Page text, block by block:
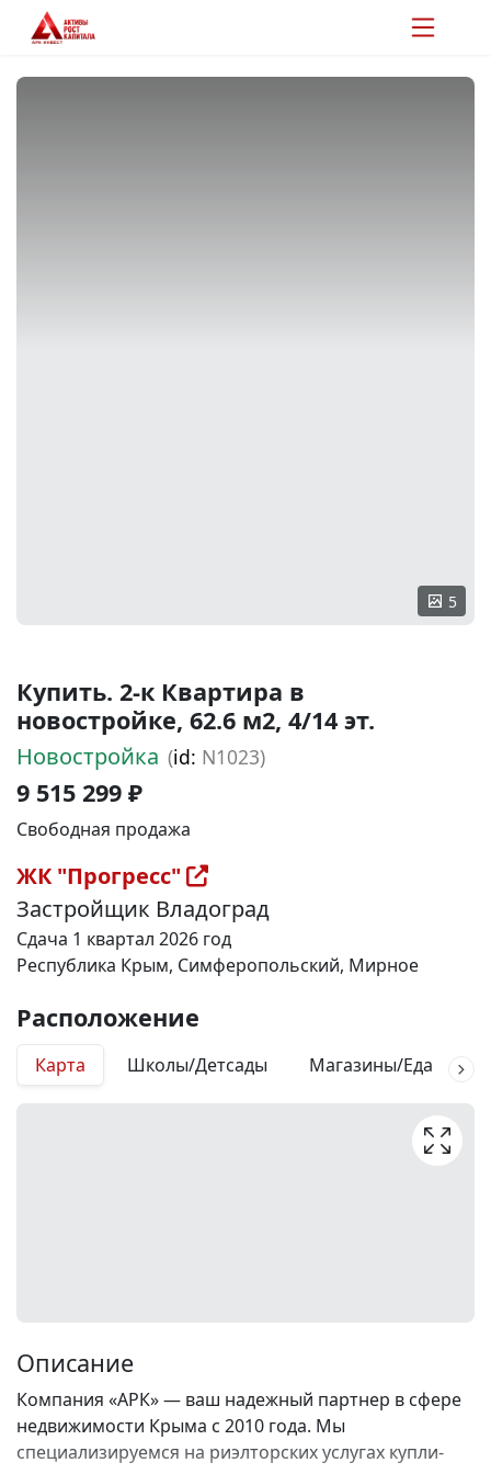
5
Купить. 2-к Квартира в
новостройке, 62.6 м2, 4/14 эт.
Новостройка (id: N1023)
9 515 299 ₽
Свободная продажа
ЖК "Прогресс"
Застройщик Владоград
Сдача 1 квартал 2026 год
Республика Крым, Симферопольский, Мирное
Расположение
Карта Школы/Детсады Магазины/Еда
Описание
Компания «АРК» — ваш надежный партнер в сфере
недвижимости Крыма с 2010 года. Мы
специализируемся на риэлторских услугах купли-